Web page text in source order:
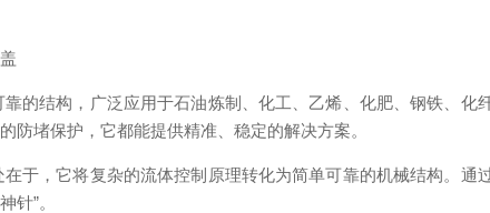
结构，广泛应用于石油炼制、化工、乙烯、化肥、钢铁、化
防堵保护，它都能提供精准、稳定的解决方案。
，它将复杂的流体控制原理转化为简单可靠的机械结构。通
针”。